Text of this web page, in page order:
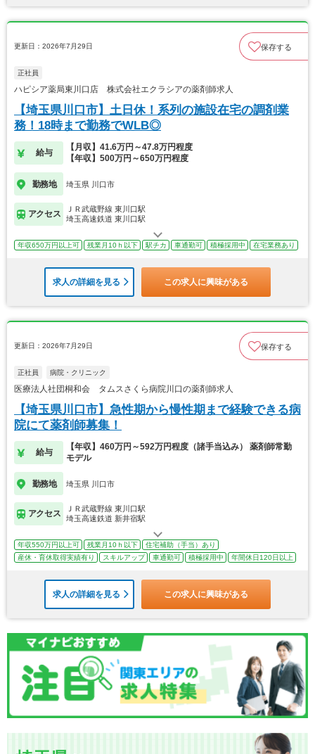
更新日：2026年7月29日 保存する
正社員
ハピシア薬局東川口店 株式会社エクラシアの薬剤師求人
【埼玉県川口市】土日休！系列の施設在宅の調剤業
務！18時まで勤務でWLB◎
給与
【月収】41.6万円～47.8万円程度
【年収】500万円～650万円程度
勤務地 埼玉県 川口市
アクセス
ＪＲ武蔵野線 東川口駅
埼玉高速鉄道 東川口駅
年収650万円以上可 残業月10ｈ以下 駅チカ 車通勤可 積極採用中 在宅業務あり
求人の詳細を見る この求人に興味がある
更新日：2026年7月29日 保存する
正社員 病院・クリニック
医療法人社団桐和会 タムスさくら病院川口の薬剤師求人
【埼玉県川口市】急性期から慢性期まで経験できる病
院にて薬剤師募集！
給与
【年収】460万円～592万円程度（諸手当込み） 薬剤師常勤
モデル
勤務地 埼玉県 川口市
アクセス
ＪＲ武蔵野線 東川口駅
埼玉高速鉄道 新井宿駅
年収550万円以上可 残業月10ｈ以下
住宅補助（手当）あり
産休・育休取得実績有り
スキルアップ 車通勤可 積極採用中 年間休日120日以上
求人の詳細を見る この求人に興味がある